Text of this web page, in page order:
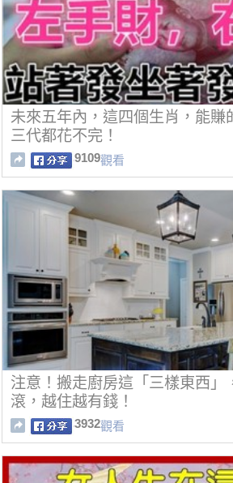
未來五年內，這四個生肖，能賺
三代都花不完！
9109觀看
注意！搬走廚房這「三樣東西」
滾，越住越有錢！
3932觀看